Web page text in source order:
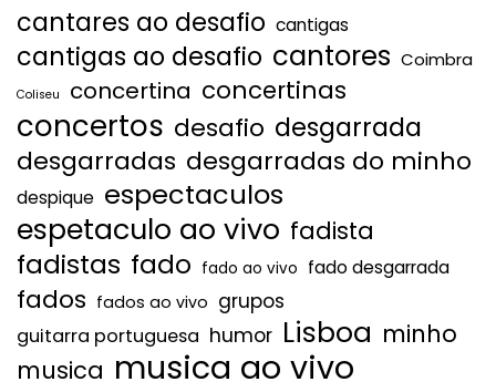
cantares ao desafio cantigas
cantigas ao desafio cantores Coimbra
Coliseu concertina concertinas
concertos desafio desgarrada
desgarradas desgarradas do minho
despique espectaculos
espetaculo ao vivo fadista
fadistas fado fado ao vivo fado desgarrada
fados fados ao vivo grupos
guitarra portuguesa humor Lisboa minho
musica musica ao vivo